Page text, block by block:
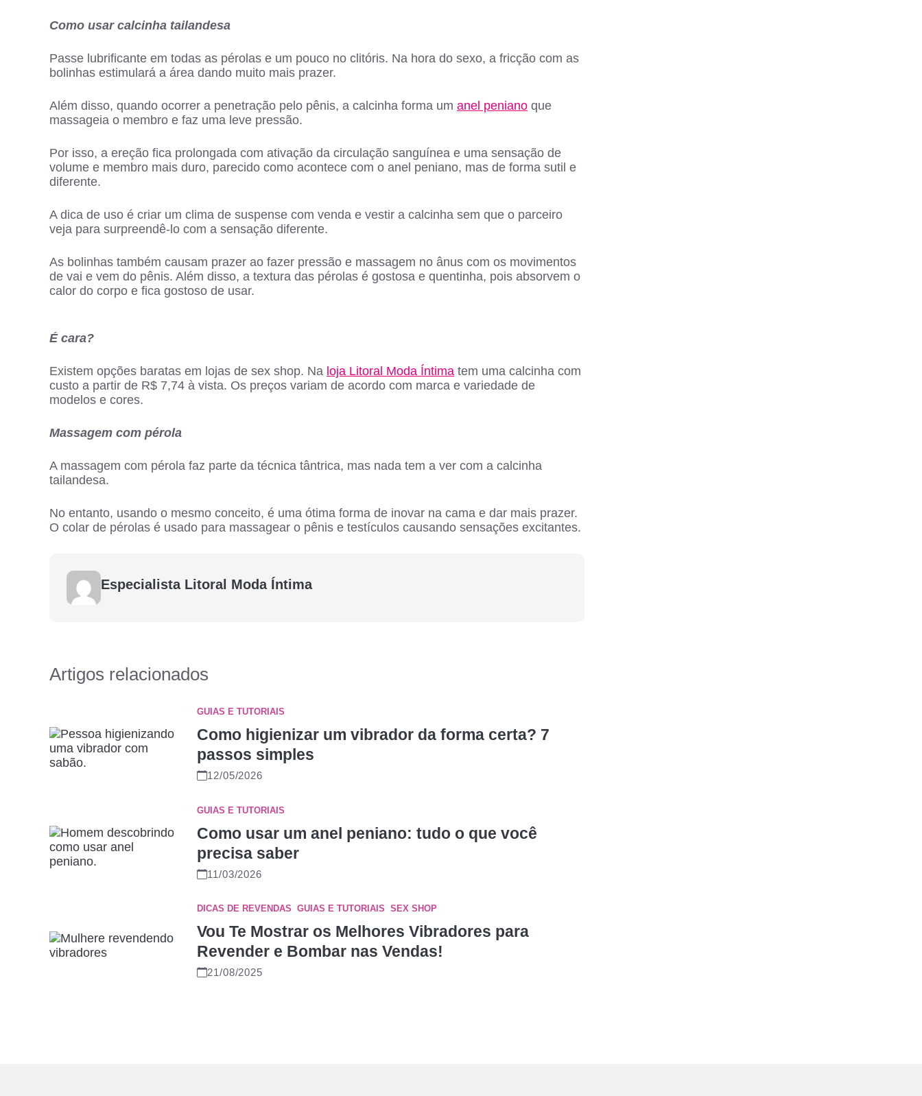
Como usar calcinha tailandesa
Passe lubrificante em todas as pérolas e um pouco no clitóris. Na hora do sexo, a fricção com as
bolinhas estimulará a área dando muito mais prazer.
Além disso, quando ocorrer a penetração pelo pênis, a calcinha forma um anel peniano que
massageia o membro e faz uma leve pressão.
Por isso, a ereção fica prolongada com ativação da circulação sanguínea e uma sensação de
volume e membro mais duro, parecido como acontece com o anel peniano, mas de forma sutil e
diferente.
A dica de uso é criar um clima de suspense com venda e vestir a calcinha sem que o parceiro
veja para surpreendê-lo com a sensação diferente.
As bolinhas também causam prazer ao fazer pressão e massagem no ânus com os movimentos
de vai e vem do pênis. Além disso, a textura das pérolas é gostosa e quentinha, pois absorvem o
calor do corpo e fica gostoso de usar.
É cara?
Existem opções baratas em lojas de sex shop. Na loja Litoral Moda Íntima tem uma calcinha com
custo a partir de R$ 7,74 à vista. Os preços variam de acordo com marca e variedade de
modelos e cores.
Massagem com pérola
A massagem com pérola faz parte da técnica tântrica, mas nada tem a ver com a calcinha
tailandesa.
No entanto, usando o mesmo conceito, é uma ótima forma de inovar na cama e dar mais prazer.
O colar de pérolas é usado para massagear o pênis e testículos causando sensações excitantes.
Especialista Litoral Moda Íntima
Artigos relacionados
GUIAS E TUTORIAIS
Como higienizar um vibrador da forma certa? 7
passos simples
12/05/2026
GUIAS E TUTORIAIS
Como usar um anel peniano: tudo o que você
precisa saber
11/03/2026
DICAS DE REVENDAS GUIAS E TUTORIAIS SEX SHOP
Vou Te Mostrar os Melhores Vibradores para
Revender e Bombar nas Vendas!
21/08/2025